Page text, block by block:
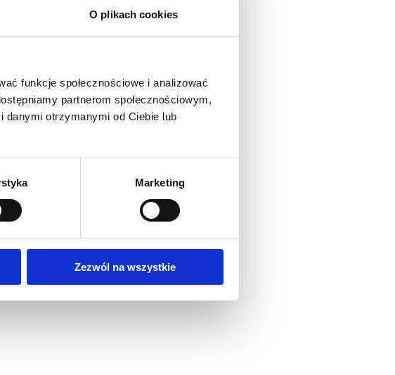
O plikach cookies
funkcje społecznościowe i analizować
partnerom społecznościowym,
danymi otrzymanymi od Ciebie lub
Marketing
Zezwól na wszystkie